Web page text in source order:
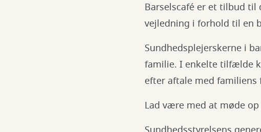
Barselscafé er et tilbud
vejledning i forhold til en
Sundhedsplejerskerne i
familie. I enkelte tilfælde
efter aftale med familiens
Lad være med at møde